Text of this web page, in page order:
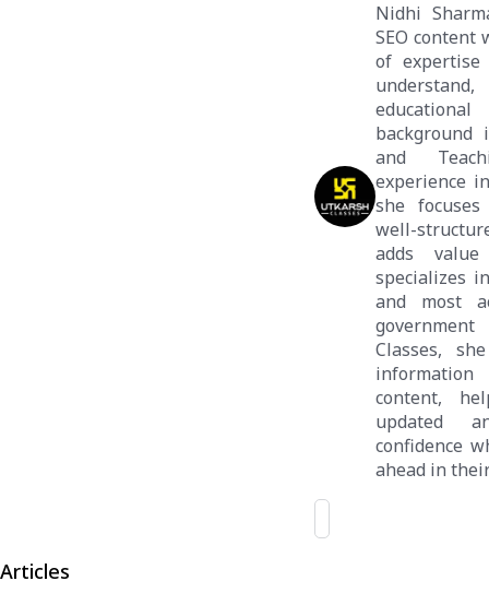
Nidhi
SEO content
of expertise
and
experience
she
well-
adds
specializes
and most
Classes,
content,
updated
confidence
ahead in
Articles